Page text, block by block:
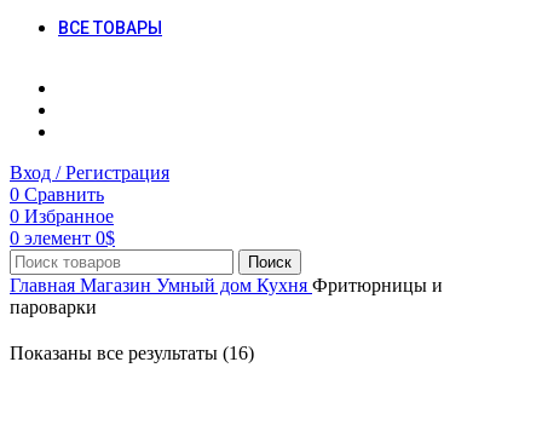
ВСЕ ТОВАРЫ
Вход / Регистрация
0 Сравнить
0 Избранное
0 элемент 0$
Поиск
Главная Магазин Умный дом Кухня Фритюрницы и
пароварки
Показаны все результаты (16)